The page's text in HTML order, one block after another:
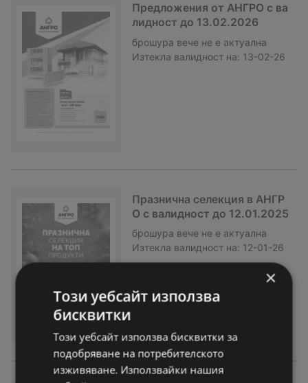
Предложения от АНГРО с ва
лидност до 13.02.2026
брошура вече не е актуална
Изтекла валидност на: 13-02-26
Празнична селекция в АНГР
О с валидност до 12.01.2025
брошура вече не е актуална
Изтекла валидност на: 12-01-26
×
Този уебсайт използва
бисквитки
Този уебсайт използва бисквитки за
подобряване на потребителското
изживяване. Използвайки нашия